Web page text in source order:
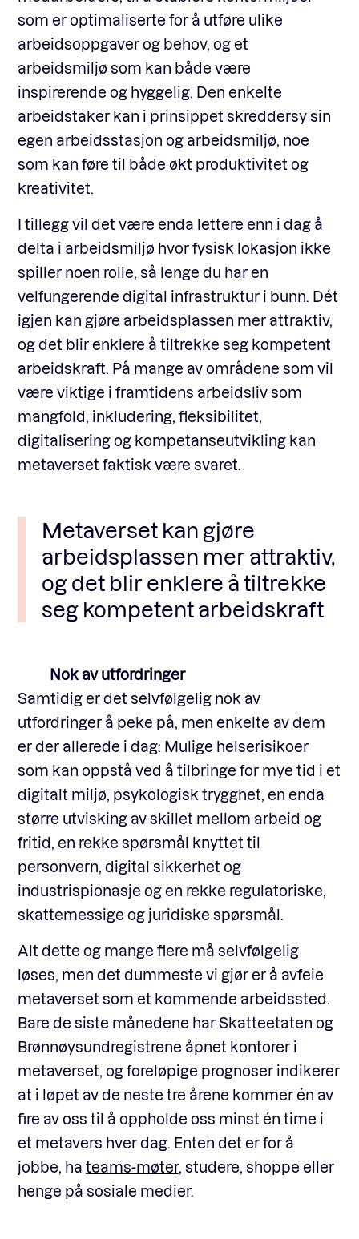
som er optimaliserte for å utføre ulike
arbeidsoppgaver og behov, og et
arbeidsmiljø som kan både være
inspirerende og hyggelig. Den enkelte
arbeidstaker kan i prinsippet skreddersy sin
egen arbeidsstasjon og arbeidsmiljø, noe
som kan føre til både økt produktivitet og
kreativitet.
I tillegg vil det være enda lettere enn i dag å
delta i arbeidsmiljø hvor fysisk lokasjon ikke
spiller noen rolle, så lenge du har en
velfungerende digital infrastruktur i bunn. Dét
igjen kan gjøre arbeidsplassen mer attraktiv,
og det blir enklere å tiltrekke seg kompetent
arbeidskraft. På mange av områdene som vil
være viktige i framtidens arbeidsliv som
mangfold, inkludering, fleksibilitet,
digitalisering og kompetanseutvikling kan
metaverset faktisk være svaret.
Metaverset kan gjøre
arbeidsplassen mer attraktiv,
og det blir enklere å tiltrekke
seg kompetent arbeidskraft
Nok av utfordringer
Samtidig er det selvfølgelig nok av
utfordringer å peke på, men enkelte av dem
er der allerede i dag: Mulige helserisikoer
som kan oppstå ved å tilbringe for mye tid i et
digitalt miljø, psykologisk trygghet, en enda
større utvisking av skillet mellom arbeid og
fritid, en rekke spørsmål knyttet til
personvern, digital sikkerhet og
industrispionasje og en rekke regulatoriske,
skattemessige og juridiske spørsmål.
Alt dette og mange flere må selvfølgelig
løses, men det dummeste vi gjør er å avfeie
metaverset som et kommende arbeidssted.
Bare de siste månedene har Skatteetaten og
Brønnøysundregistrene åpnet kontorer i
metaverset, og foreløpige prognoser indikerer
at i løpet av de neste tre årene kommer én av
fire av oss til å oppholde oss minst én time i
et metavers hver dag. Enten det er for å
jobbe, ha teams-møter, studere, shoppe eller
henge på sosiale medier.